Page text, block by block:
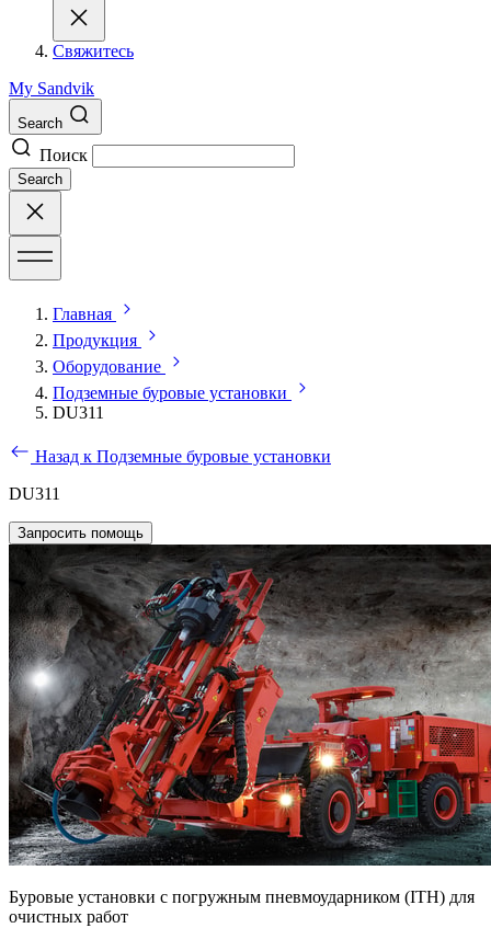
Свяжитесь
My Sandvik
Search
Поиск
Search
Главная
Продукция
Оборудование
Подземные буровые установки
DU311
Назад к Подземные буровые установки
DU311
Запросить помощь
Буровые установки с погружным пневмоударником (ITH) для
очистных работ